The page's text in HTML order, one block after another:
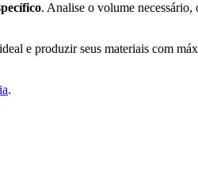
. Analise o volume necessário,
e produzir seus materiais com
.